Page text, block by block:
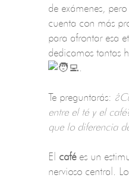
de exámenes,
cuenta con más
para afrontar esa
dedicamos tantas
Te preguntarás:
entre el té y el
que lo diferencia
El cafées un
nervioso central.